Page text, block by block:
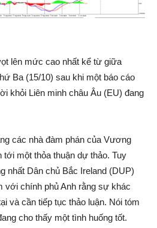
lên mức cao nhất kể từ giữa
Ba (15/10) sau khi một báo cáo
khỏi Liên minh châu Âu (EU) đang
các nhà đàm phán của Vương
tới một thỏa thuận dự thảo. Tuy
nhất Dân chủ Bắc Ireland (DUP)
với chính phủ Anh rằng sự khác
và cần tiếp tục thảo luận. Nói tóm
cho thấy một tình huống tốt.